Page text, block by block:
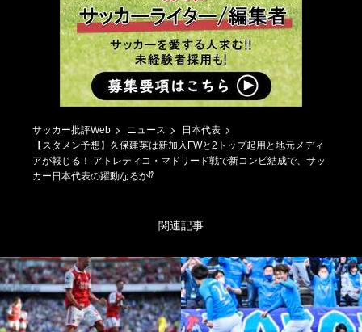
サッカー批評Web ニュース
日本代表
【スタメン予想】久保建英は新加入FWと2トップ起用と地元メディ
アが報じる！ アトレティコ・マドリード戦で新コンビ結成で、サッ
カー日本代表の躍動なるか⁉
関連記事